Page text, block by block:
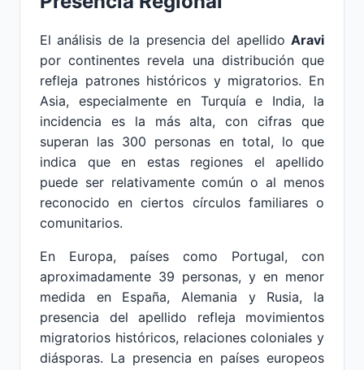
El análisis de la presencia del apellido Aravi
por continentes revela una distribución que
refleja patrones históricos y migratorios. En
Asia, especialmente en Turquía e India, la
incidencia es la más alta, con cifras que
superan las 300 personas en total, lo que
indica que en estas regiones el apellido
puede ser relativamente común o al menos
reconocido en ciertos círculos familiares o
comunitarios.
En Europa, países como Portugal, con
aproximadamente 39 personas, y en menor
medida en España, Alemania y Rusia, la
presencia del apellido refleja movimientos
migratorios históricos, relaciones coloniales y
diásporas. La presencia en países europeos